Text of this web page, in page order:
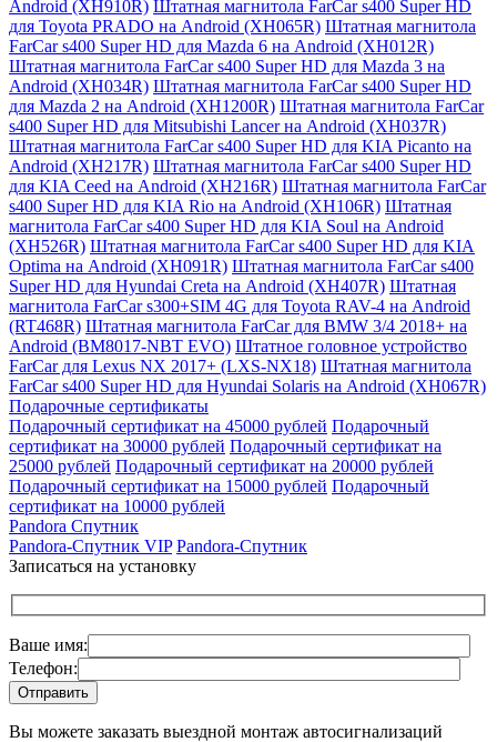
Android (XH910R) Штатная магнитола FarCar s400 Super HD
для Toyota PRADO на Android (XH065R) Штатная магнитола
FarCar s400 Super HD для Mazda 6 на Android (XH012R)
Штатная магнитола FarCar s400 Super HD для Mazda 3 на
Android (XH034R) Штатная магнитола FarCar s400 Super HD
для Mazda 2 на Android (XH1200R) Штатная магнитола FarCar
s400 Super HD для Mitsubishi Lancer на Android (XH037R)
Штатная магнитола FarCar s400 Super HD для KIA Picanto на
Android (XH217R) Штатная магнитола FarCar s400 Super HD
для KIA Ceed на Android (XH216R) Штатная магнитола FarCar
s400 Super HD для KIA Rio на Android (XH106R) Штатная
магнитола FarCar s400 Super HD для KIA Soul на Android
(XH526R) Штатная магнитола FarCar s400 Super HD для KIA
Optima на Android (XH091R) Штатная магнитола FarCar s400
Super HD для Hyundai Creta на Android (XH407R) Штатная
магнитола FarCar s300+SIM 4G для Toyota RAV-4 на Android
(RT468R) Штатная магнитола FarCar для BMW 3/4 2018+ на
Android (BM8017-NBT EVO) Штатное головное устройство
FarCar для Lexus NX 2017+ (LXS-NX18) Штатная магнитола
FarCar s400 Super HD для Hyundai Solaris на Android (XH067R)
Подарочные сертификаты
Подарочный сертификат на 45000 рублей Подарочный
сертификат на 30000 рублей Подарочный сертификат на
25000 рублей Подарочный сертификат на 20000 рублей
Подарочный сертификат на 15000 рублей Подарочный
сертификат на 10000 рублей
Pandora Спутник
Pandora-Спутник VIP Pandora-Спутник
Записаться на установку
Ваше имя:
Телефон:
Вы можете заказать выездной монтаж автосигнализаций